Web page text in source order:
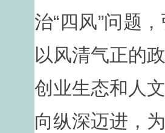
治“四风”问题
以风清气正的
创业生态和人
向纵深迈进，